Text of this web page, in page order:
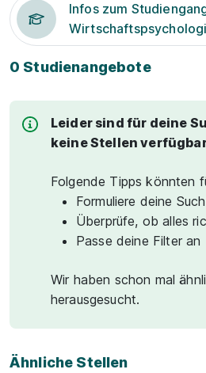
Infos zum
0 Studienangebote
Leider sind für deine
keine Stellen
Folgende Tipps könnten
Formuliere deine
Überprüfe, ob alles
Passe deine Filter an
Wir haben schon mal
herausgesucht.
Ähnliche Stellen